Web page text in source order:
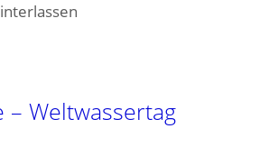
– Weltwassertag